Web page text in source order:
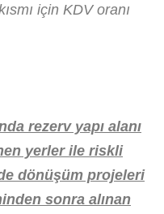
için KDV oranı
rezerv yapı alanı
yerler ile riskli
dönüşüm projeleri
sonra alınan